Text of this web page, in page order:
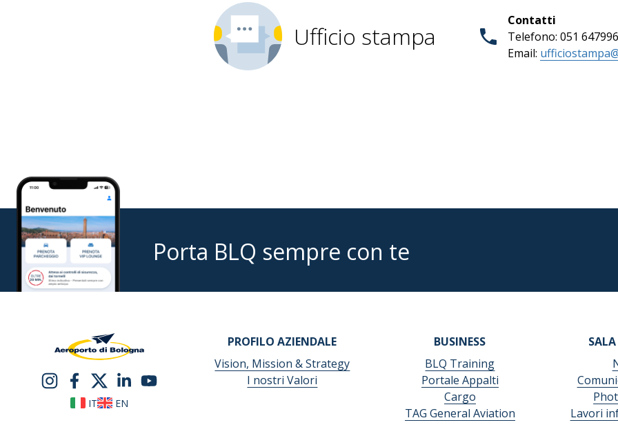
Ufficio stampa
Contatti
Telefono: 051
Email:
Porta BLQ sempre con te
IT EN
PROFILO AZIENDALE
Vision, Mission & Strategy
I nostri Valori
BUSINESS
BLQ Training
Portale Appalti
Cargo
TAG General Aviation
Lavori